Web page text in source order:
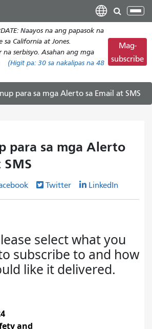
pangunahing
nilalaman
I-
ang
Naayos na ang papasok na
sa California at Jones.
serbisyo. Asahan ang mga
(Higit pa: 30 sa nakalipas na 48
Mag-
subscribe
para sa mga Alerto sa Email at SMS
para sa mga Alerto
Twitter LinkedIn